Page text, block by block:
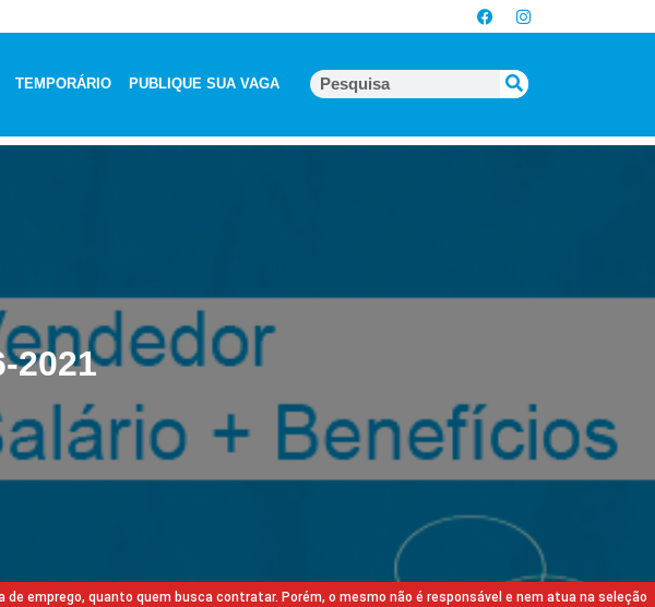
TEMPORÁRIO PUBLIQUE SUA VAGA
2021
emprego, quanto quem busca contratar. Porém, o mesmo não é responsável e nem atua na seleção